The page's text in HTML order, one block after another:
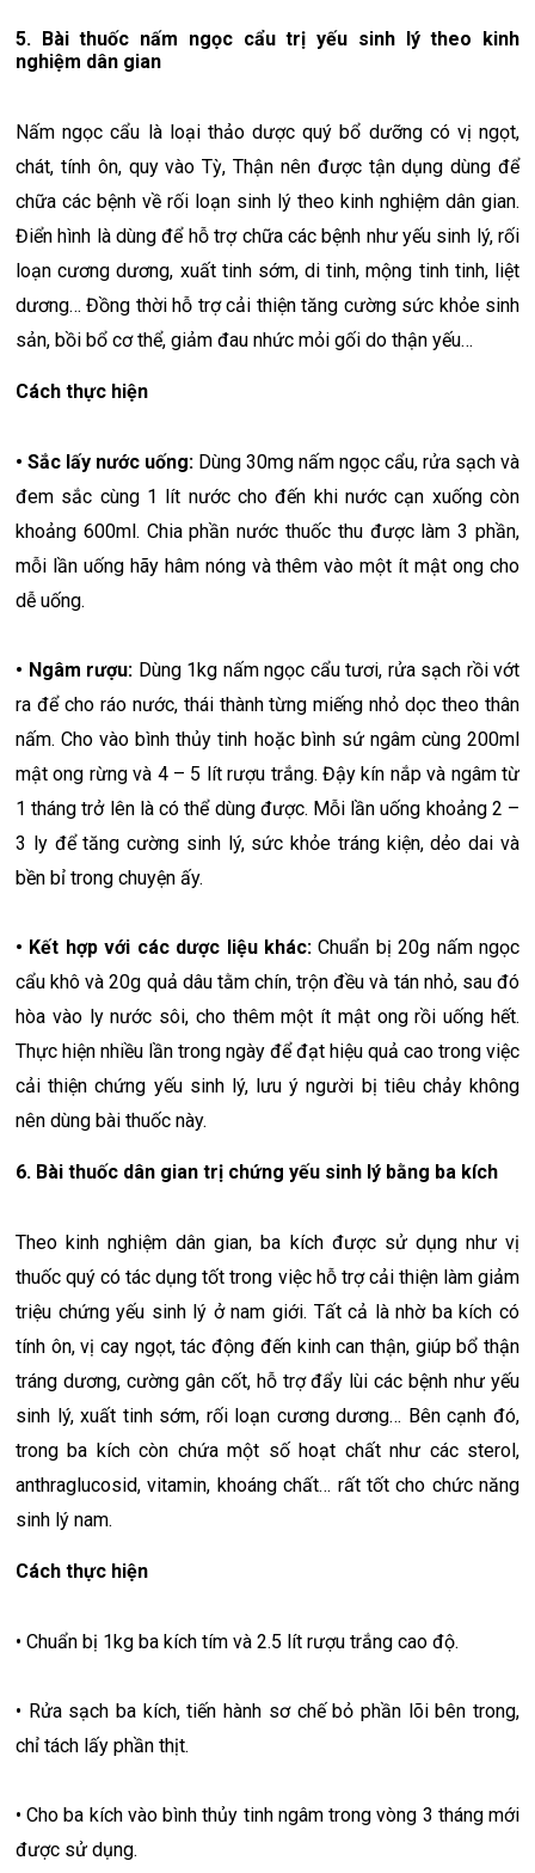
5. Bài thuốc nấm ngọc cẩu trị yếu sinh lý theo kinh
nghiệm dân gian
Nấm ngọc cẩu là loại thảo dược quý bổ dưỡng có vị ngọt,
chát, tính ôn, quy vào Tỳ, Thận nên được tận dụng dùng để
chữa các bệnh về rối loạn sinh lý theo kinh nghiệm dân gian.
Điển hình là dùng để hỗ trợ chữa các bệnh như yếu sinh lý, rối
loạn cương dương, xuất tinh sớm, di tinh, mộng tinh tinh, liệt
dương… Đồng thời hỗ trợ cải thiện tăng cường sức khỏe sinh
sản, bồi bổ cơ thể, giảm đau nhức mỏi gối do thận yếu…
Cách thực hiện
• Sắc lấy nước uống: Dùng 30mg nấm ngọc cẩu, rửa sạch và
đem sắc cùng 1 lít nước cho đến khi nước cạn xuống còn
khoảng 600ml. Chia phần nước thuốc thu được làm 3 phần,
mỗi lần uống hãy hâm nóng và thêm vào một ít mật ong cho
dễ uống.
• Ngâm rượu: Dùng 1kg nấm ngọc cẩu tươi, rửa sạch rồi vớt
ra để cho ráo nước, thái thành từng miếng nhỏ dọc theo thân
nấm. Cho vào bình thủy tinh hoặc bình sứ ngâm cùng 200ml
mật ong rừng và 4 – 5 lít rượu trắng. Đậy kín nắp và ngâm từ
1 tháng trở lên là có thể dùng được. Mỗi lần uống khoảng 2 –
3 ly để tăng cường sinh lý, sức khỏe tráng kiện, dẻo dai và
bền bỉ trong chuyện ấy.
• Kết hợp với các dược liệu khác:Chuẩn bị 20g nấm ngọc
cẩu khô và 20g quả dâu tằm chín, trộn đều và tán nhỏ, sau đó
hòa vào ly nước sôi, cho thêm một ít mật ong rồi uống hết.
Thực hiện nhiều lần trong ngày để đạt hiệu quả cao trong việc
cải thiện chứng yếu sinh lý, lưu ý người bị tiêu chảy không
nên dùng bài thuốc này.
6. Bài thuốc dân gian trị chứng yếu sinh lý bằng ba kích
Theo kinh nghiệm dân gian, ba kích được sử dụng như vị
thuốc quý có tác dụng tốt trong việc hỗ trợ cải thiện làm giảm
triệu chứng yếu sinh lý ở nam giới. Tất cả là nhờ ba kích có
tính ôn, vị cay ngọt, tác động đến kinh can thận, giúp bổ thận
tráng dương, cường gân cốt, hỗ trợ đẩy lùi các bệnh như yếu
sinh lý, xuất tinh sớm, rối loạn cương dương… Bên cạnh đó,
trong ba kích còn chứa một số hoạt chất như các sterol,
anthraglucosid, vitamin, khoáng chất… rất tốt cho chức năng
sinh lý nam.
Cách thực hiện
• Chuẩn bị 1kg ba kích tím và 2.5 lít rượu trắng cao độ.
• Rửa sạch ba kích, tiến hành sơ chế bỏ phần lõi bên trong,
chỉ tách lấy phần thịt.
• Cho ba kích vào bình thủy tinh ngâm trong vòng 3 tháng mới
được sử dụng.